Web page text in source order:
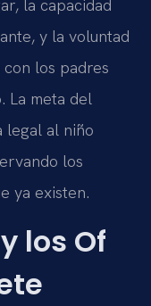
la capacidad
y la voluntad
los padres
La meta del
legal al niño
los
ya existen.
los Of